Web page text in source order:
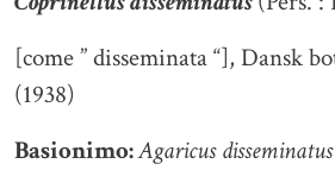
[come ” disseminata “], Dansk
(1938)
Basionimo:Agaricus disseminatus